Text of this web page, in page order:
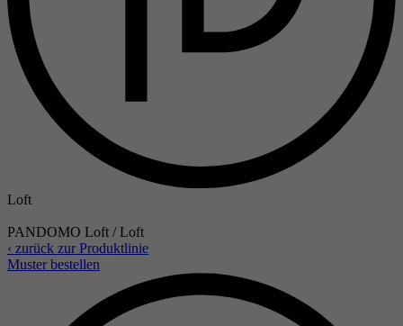
Loft
PANDOMO Loft / Loft
‹ zurück zur Produktlinie
Muster bestellen